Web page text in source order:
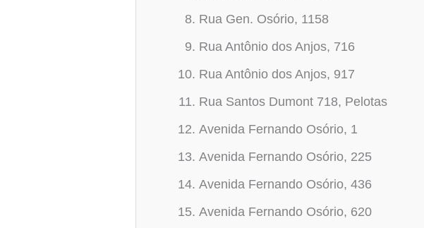
Rua Gen. Osório, 1158
Rua Antônio dos Anjos, 716
Rua Antônio dos Anjos, 917
Rua Santos Dumont 718, Pelotas
Avenida Fernando Osório, 1
Avenida Fernando Osório, 225
Avenida Fernando Osório, 436
Avenida Fernando Osório, 620